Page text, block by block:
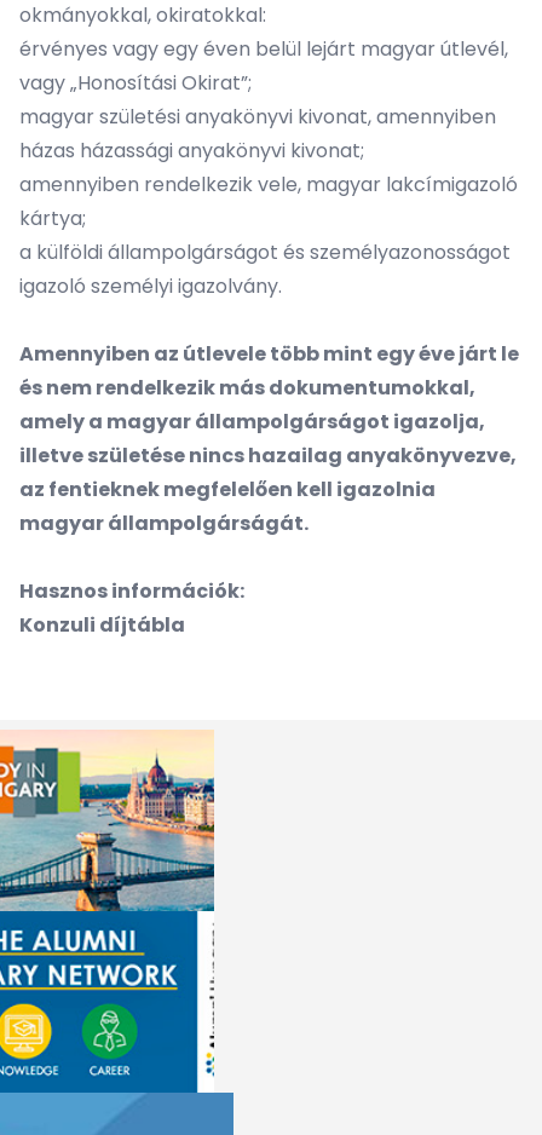
okmányokkal, okiratokkal:
érvényes vagy egy éven belül lejárt magyar útlevél,
vagy „Honosítási Okirat”;
magyar születési anyakönyvi kivonat, amennyiben
házas házassági anyakönyvi kivonat;
amennyiben rendelkezik vele, magyar lakcímigazoló
kártya;
a külföldi állampolgárságot és személyazonosságot
igazoló személyi igazolvány.
Amennyiben az útlevele több mint egy éve járt le
és nem rendelkezik más dokumentumokkal,
amely a magyar állampolgárságot igazolja,
illetve születése nincs hazailag anyakönyvezve,
az fentieknek megfelelően kell igazolnia
magyar állampolgárságát.
Hasznos információk:
Konzuli díjtábla